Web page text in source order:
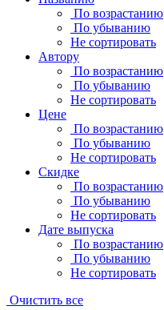
По возрастанию
По убыванию
Не сортировать
Автору
По возрастанию
По убыванию
Не сортировать
Цене
По возрастанию
По убыванию
Не сортировать
Скидке
По возрастанию
По убыванию
Не сортировать
Дате выпуска
По возрастанию
По убыванию
Не сортировать
Очистить все